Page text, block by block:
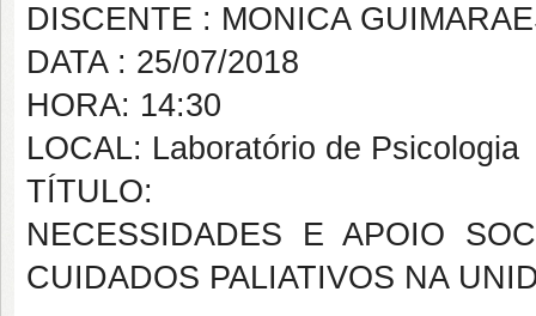
DISCENTE : MONICA
DATA : 25/07/2018
HORA: 14:30
LOCAL: Laboratório de Psicologia
TÍTULO:
NECESSIDADES E APOIO
CUIDADOS PALIATIVOS NA